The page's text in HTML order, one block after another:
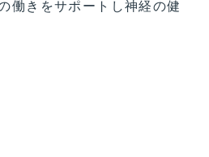
働きをサポートし神経の健